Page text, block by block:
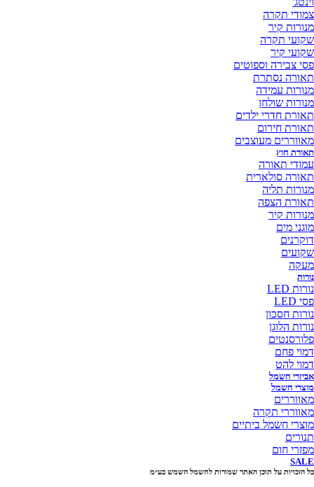
צמודי תקרה
מנורות קיר
שקועי תקרה
שקועי קיר
פסי צבירה וספוטים
תאורה נסתרת
מנורות עמידה
מנורות שולחן
תאורת חדרי ילדים
תאורת חירום
מאווררים מעוצבים
תאורת חוץ
עמודי תאורה
תאורה סולארית
מנורות תליה
תאורת הצפה
מנורות קיר
מוגני מים
דוקרנים
שקועים
מעקה
נורות
נורות LED
פסי LED
נורות חסכון
נורות הלוגן
פלורסנטים
דמוי פחם
דמוי להט
אביזרי חשמל
מוצרי חשמל
מאווררים
מאווררי תקרה
מוצרי חשמל ביתיים
תנורים
מפזרי חום
SALE
כל הזכויות על תוכן האתר שמורות לחשמל השמש בע״מ